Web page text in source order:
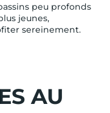
peu profonds
jeunes,
sereinement.
AU